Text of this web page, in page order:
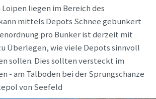
liegen im Bereich des
mittels Depots Schnee gebunkert
pro Bunker ist derzeit mit
Überlegen, wie viele Depots sinnvoll
sollen. Dies sollten versteckt im
- am Talboden bei der Sprungschanze
von Seefeld